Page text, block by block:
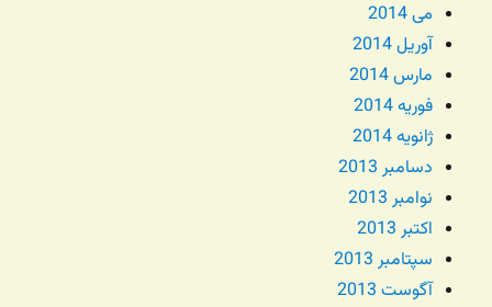
می 2014
آوریل 2014
مارس 2014
فوریه 2014
ژانویه 2014
دسامبر 2013
نوامبر 2013
اکتبر 2013
سپتامبر 2013
آگوست 2013